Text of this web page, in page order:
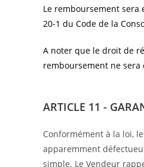
Le remboursement sera
20-1 du Code de la
A noter que le droit de
remboursement ne sera
ARTICLE 11 -
Conformément à la loi,
apparemment
simple. Le Vendeur